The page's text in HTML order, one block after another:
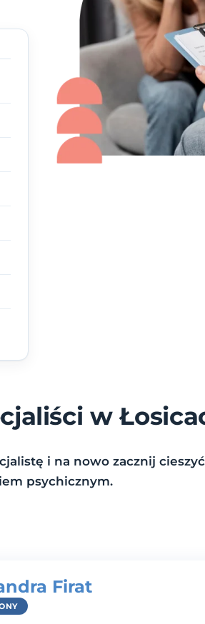
w
i na nowo zacznij
psychicznym.
Firat